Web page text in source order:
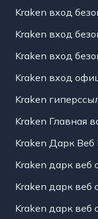
Kraken вход
Kraken вход
Kraken вход
Kraken вход
Kraken
Kraken Главная
Kraken Дарк
Kraken дарк веб
Kraken дарк веб
Kraken дарк веб